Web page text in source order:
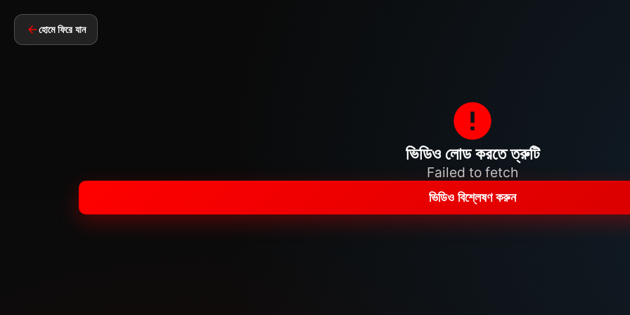
হোমে ফিরে যান
ভিডিও লোড করতে ত্রুটি
Failed to fetch
ভিডিও বিশ্লেষণ করুন